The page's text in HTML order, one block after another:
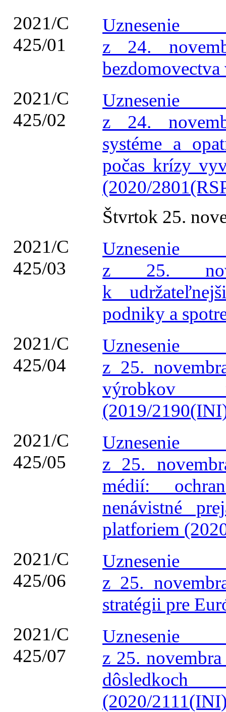
2021/C
425/01
Uznesenie
z 24.
2021/C
425/02
Uznesenie
z 24.
systéme a
počas krízy
(2020/
Štvrtok 25.
2021/C
425/03
Uznesenie
z 25.
k
podniky a
2021/C
425/04
Uznesenie
z 25.
výrobkov
(2019/
2021/C
425/05
Uznesenie
z 25.
médií:
nenávistné
platforiem
2021/C
425/06
Uznesenie
z 25.
stratégii pre
2021/C
425/07
Uznesenie
z 25.
(2020/